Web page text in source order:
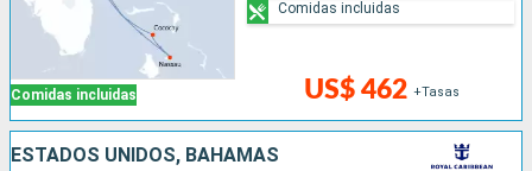
Comidas incluidas US$ 462 +Tasas
Comidas incluidas
ESTADOS UNIDOS, BAHAMAS